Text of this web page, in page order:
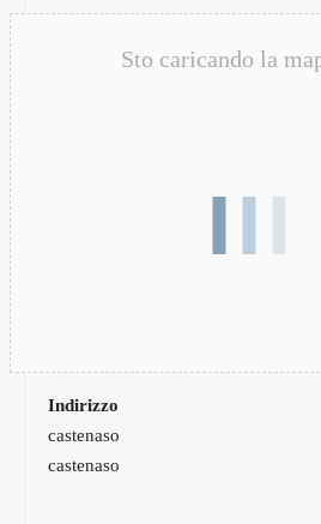
Sto caricando la
Indirizzo
castenaso
castenaso